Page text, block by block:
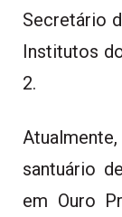
Secretário
Institutos
2.
santuário
em Ouro